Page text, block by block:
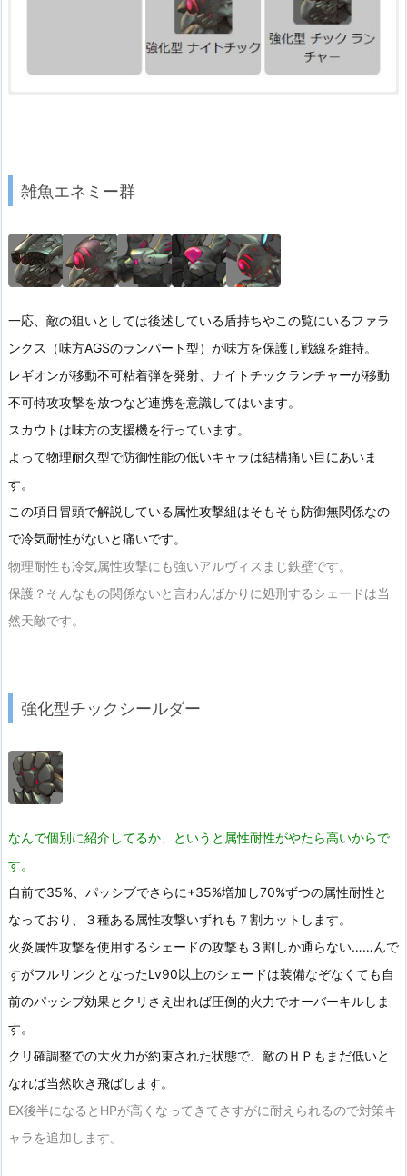
雑魚エネミー群
一応、敵の狙いとしては後述している盾持ちやこの覧にいるファラ
ンクス（味方AGSのランパート型）が味方を保護し戦線を維持。
レギオンが移動不可粘着弾を発射、ナイトチックランチャーが移動
不可特攻攻撃を放つなど連携を意識してはいます。
スカウトは味方の支援機を行っています。
よって物理耐久型で防御性能の低いキャラは結構痛い目にあいま
す。
この項目冒頭で解説している属性攻撃組はそもそも防御無関係なの
で冷気耐性がないと痛いです。
物理耐性も冷気属性攻撃にも強いアルヴィスまじ鉄壁です。
保護？そんなもの関係ないと言わんばかりに処刑するシェードは当
然天敵です。
強化型チックシールダー
なんで個別に紹介してるか、というと属性耐性がやたら高いからで
す。
自前で35%、パッシブでさらに+35%増加し70%ずつの属性耐性と
なっており、３種ある属性攻撃いずれも７割カットします。
火炎属性攻撃を使用するシェードの攻撃も３割しか通らない……んで
すがフルリンクとなったLv90以上のシェードは装備なぞなくても自
前のパッシブ効果とクリさえ出れば圧倒的火力でオーバーキルしま
す。
クリ確調整での大火力が約束された状態で、敵のＨＰもまだ低いと
なれば当然吹き飛ばします。
EX後半になるとHPが高くなってきてさすがに耐えられるので対策キ
ャラを追加します。